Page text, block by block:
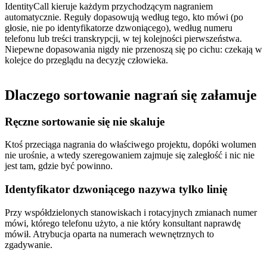
IdentityCall kieruje każdym przychodzącym nagraniem
automatycznie. Reguły dopasowują według tego, kto mówi (po
głosie, nie po identyfikatorze dzwoniącego), według numeru
telefonu lub treści transkrypcji, w tej kolejności pierwszeństwa.
Niepewne dopasowania nigdy nie przenoszą się po cichu: czekają w
kolejce do przeglądu na decyzję człowieka.
Dlaczego sortowanie nagrań się załamuje
Ręczne sortowanie się nie skaluje
Ktoś przeciąga nagrania do właściwego projektu, dopóki wolumen
nie urośnie, a wtedy szeregowaniem zajmuje się zaległość i nic nie
jest tam, gdzie być powinno.
Identyfikator dzwoniącego nazywa tylko linię
Przy współdzielonych stanowiskach i rotacyjnych zmianach numer
mówi, którego telefonu użyto, a nie który konsultant naprawdę
mówił. Atrybucja oparta na numerach wewnętrznych to
zgadywanie.